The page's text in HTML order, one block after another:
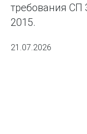
требования СП
2015.
21.07.2026